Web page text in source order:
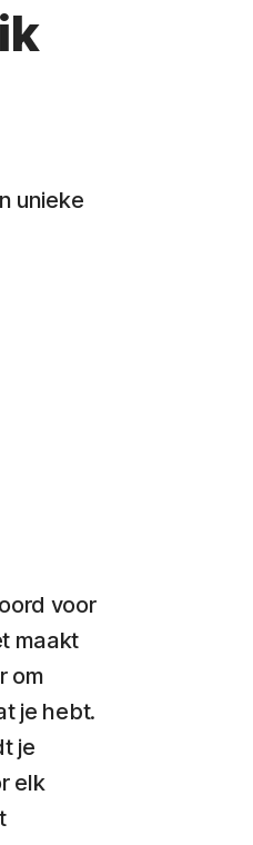
unieke
voor
maakt
om
je hebt.
je
elk